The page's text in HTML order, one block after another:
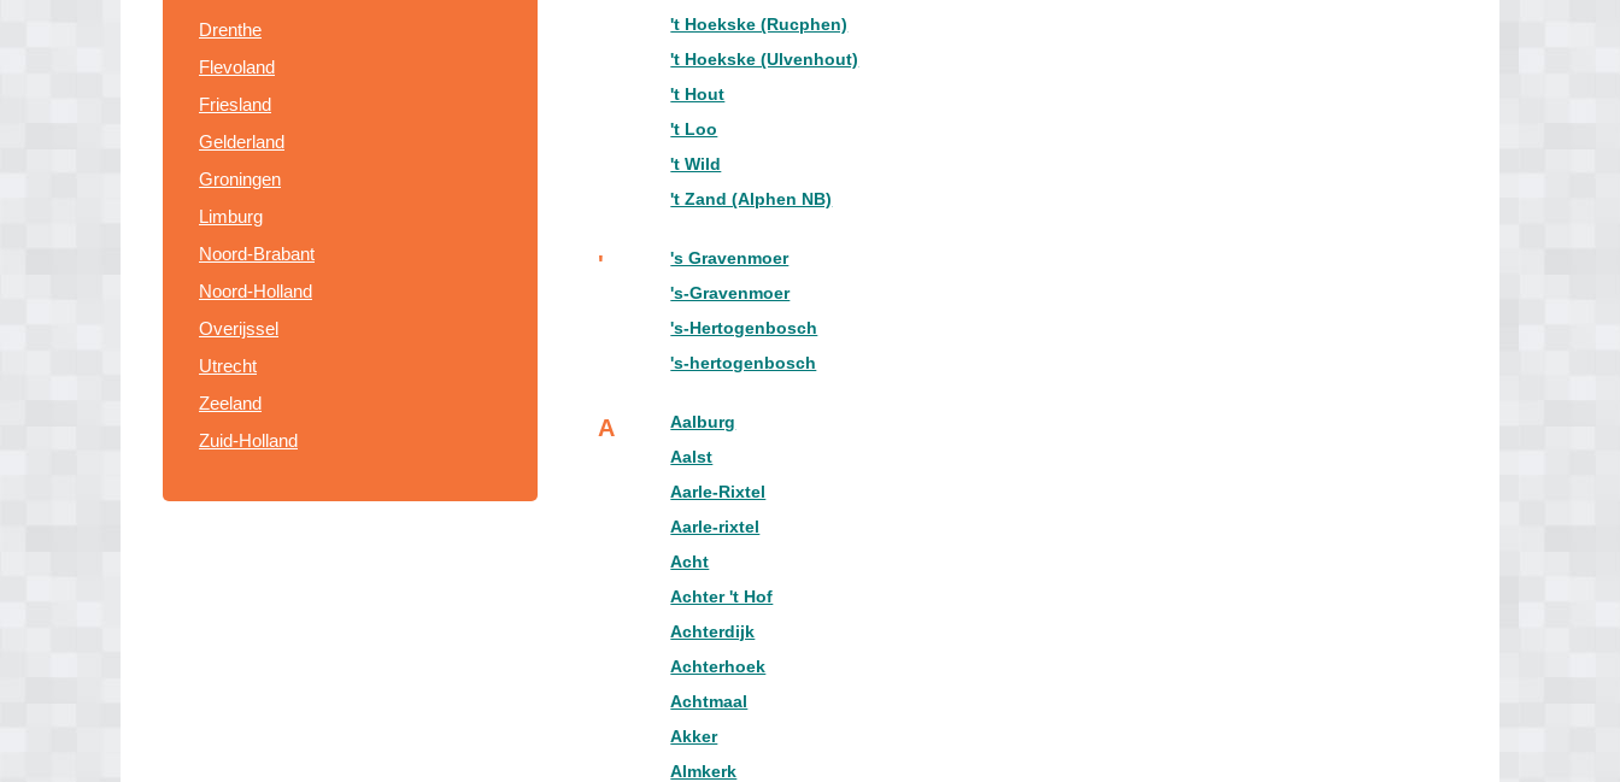
Drenthe
Flevoland
Friesland
Gelderland
Groningen
Limburg
Noord-Brabant
Noord-Holland
Overijssel
Utrecht
Zeeland
Zuid-Holland
't Hoekske (Rucphen)
't Hoekske (Ulvenhout)
't Hout
't Loo
't Wild
't Zand (Alphen NB)
'
's Gravenmoer
's-Gravenmoer
's-Hertogenbosch
's-hertogenbosch
A
Aalburg
Aalst
Aarle-Rixtel
Aarle-rixtel
Acht
Achter 't Hof
Achterdijk
Achterhoek
Achtmaal
Akker
Almkerk